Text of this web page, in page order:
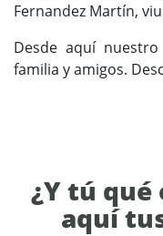
Fernandez Martín,
Desde aquí
familia y amigos.
¿Y tú qué
aquí